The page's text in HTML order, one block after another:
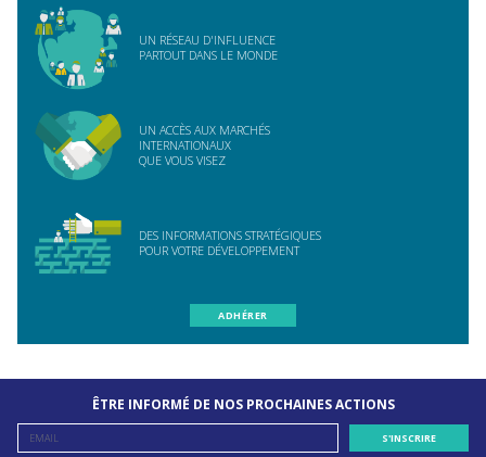
UN RÉSEAU D'INFLUENCE
PARTOUT DANS LE MONDE
UN ACCÈS AUX MARCHÉS
INTERNATIONAUX
QUE VOUS VISEZ
DES INFORMATIONS STRATÉGIQUES
POUR VOTRE DÉVELOPPEMENT
ADHÉRER
ÊTRE INFORMÉ DE NOS PROCHAINES ACTIONS